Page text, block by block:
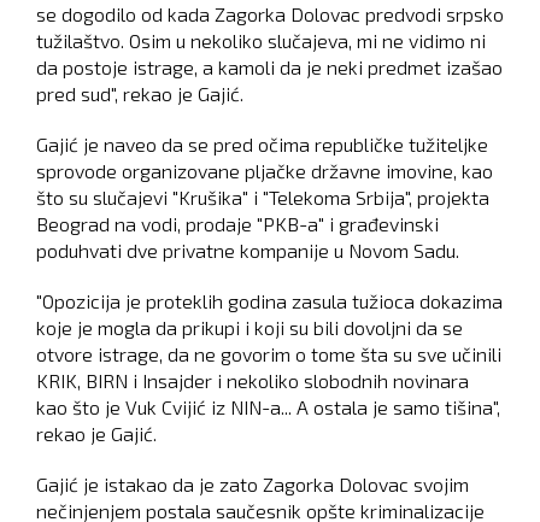
se dogodilo od kada Zagorka Dolovac predvodi srpsko
tužilaštvo. Osim u nekoliko slučajeva, mi ne vidimo ni
da postoje istrage, a kamoli da je neki predmet izašao
pred sud", rekao je Gajić.
Gajić je naveo da se pred očima republičke tužiteljke
sprovode organizovane pljačke državne imovine, kao
što su slučajevi "Krušika" i "Telekoma Srbija", projekta
Beograd na vodi, prodaje "PKB-a" i građevinski
poduhvati dve privatne kompanije u Novom Sadu.
"Opozicija je proteklih godina zasula tužioca dokazima
koje je mogla da prikupi i koji su bili dovoljni da se
otvore istrage, da ne govorim o tome šta su sve učinili
KRIK, BIRN i Insajder i nekoliko slobodnih novinara
kao što je Vuk Cvijić iz NIN-a... A ostala je samo tišina",
rekao je Gajić.
Gajić je istakao da je zato Zagorka Dolovac svojim
nečinjenjem postala saučesnik opšte kriminalizacije